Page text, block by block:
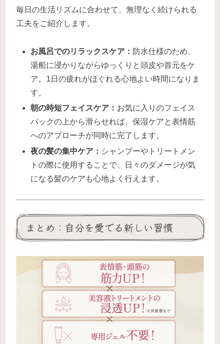
毎日の生活リズムに合わせて、無理なく続けられる
工夫をご紹介します。
お風呂でのリラックスケア： 防水仕様のため、
湯船に浸かりながらゆっくりと頭皮や首元をケ
ア。1日の疲れがほぐれる心地よい時間になりま
す。
朝の時短フェイスケア： お気に入りのフェイス
パックの上から滑らせれば、保湿ケアと表情筋
へのアプローチが同時に完了します。
夜の髪の集中ケア： シャンプーやトリートメン
トの際に使用することで、日々のダメージが気
になる髪のケアも心地よく行えます。
まとめ：自分を愛でる新しい習慣